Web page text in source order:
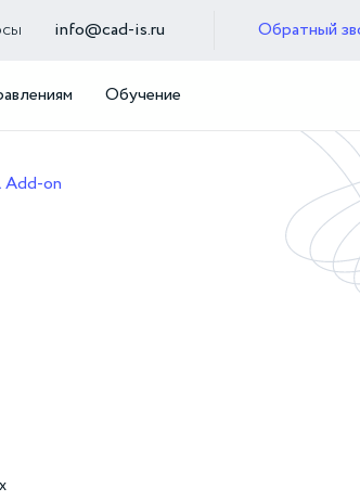
info@cad-is.ru Обратный
Обучение
Add-on